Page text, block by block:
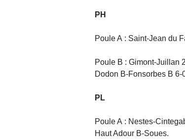
PH
Poule A : Saint-Jean du
Poule B : Gimont-Juillan
Dodon B-Fonsorbes B 6-
PL
Poule A : Nestes-
Haut Adour B-Soues.